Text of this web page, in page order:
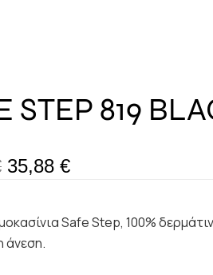
STEP 819
35,88 €
Safe Step, 100%
άνεση.